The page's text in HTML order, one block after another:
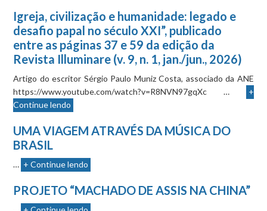
Igreja, civilização e humanidade: legado e
desafio papal no século XXI”, publicado
entre as páginas 37 e 59 da edição da
Revista Illuminare (v. 9, n. 1, jan./jun., 2026)
Artigo do escritor Sérgio Paulo Muniz Costa, associado da ANE
https://www.youtube.com/watch?v=R8NVN97gqXc …
+
Continue lendo
UMA VIAGEM ATRAVÉS DA MÚSICA DO
BRASIL
… + Continue lendo
PROJETO “MACHADO DE ASSIS NA CHINA”